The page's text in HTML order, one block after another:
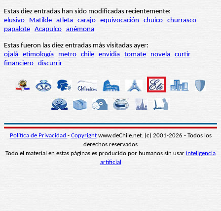
Estas diez entradas han sido modificadas recientemente:
elusivo
Matilde atleta carajo equivocación chuico churrasco
papalote Acapulco anémona
Estas fueron las diez entradas más visitadas ayer:
ojalá etimología metro chile envidia tomate novela curtir
financiero discurrir
Política de Privacidad - Copyrightwww.deChile.net. (c) 2001-2026 - Todos los
derechos reservados
Todo el material en estas páginas es producido por humanos sin usar inteligencia
artificial